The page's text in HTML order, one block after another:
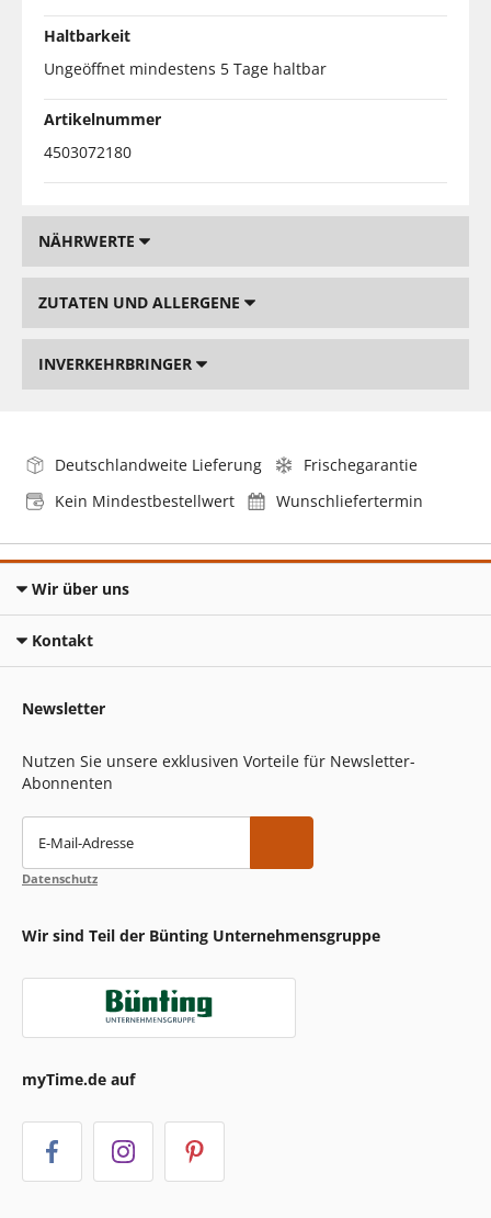
Haltbarkeit
Ungeöffnet mindestens 5 Tage haltbar
Artikelnummer
4503072180
NÄHRWERTE
ZUTATEN UND ALLERGENE
INVERKEHRBRINGER
Deutschlandweite Lieferung
Frischegarantie
Kein Mindestbestellwert
Wunschliefertermin
Wir über uns
Kontakt
Newsletter
Nutzen Sie unsere exklusiven Vorteile für Newsletter-
Abonnenten
E-Mail-Adresse
Datenschutz
Wir sind Teil der Bünting Unternehmensgruppe
myTime.de auf